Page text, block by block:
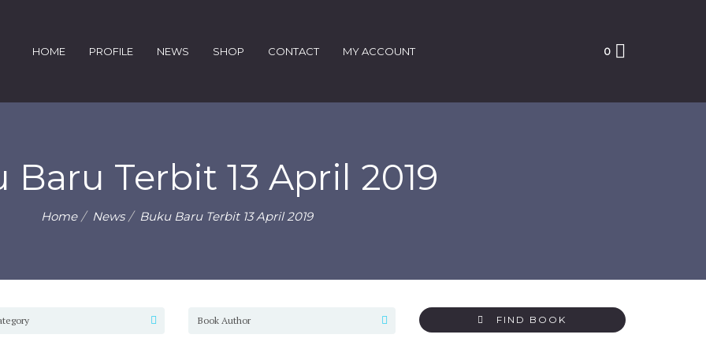
0
HOME PROFILE NEWS SHOP CONTACT MY ACCOUNT
Baru Terbit 13 April 2019
Home News Buku Baru Terbit 13 April 2019
FIND BOOK